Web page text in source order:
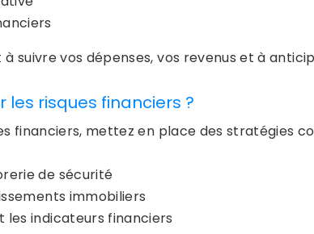
suivre vos dépenses, vos revenus et à
risques financiers ?
financiers, mettez en place des stratégies
de sécurité
immobiliers
les indicateurs financiers